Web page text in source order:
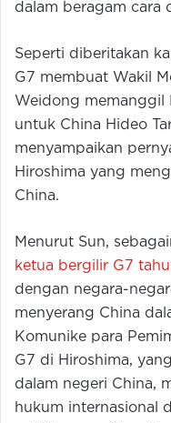
dalam beragam cara
Seperti diberitakan
G7 membuat Wakil
Weidong memanggil
untuk China Hideo
menyampaikan
Hiroshima yang
China.
Menurut Sun,
ketua bergilir G7
dengan negara-
menyerang China
Komunike para
G7 di Hiroshima,
dalam negeri China,
hukum internasional